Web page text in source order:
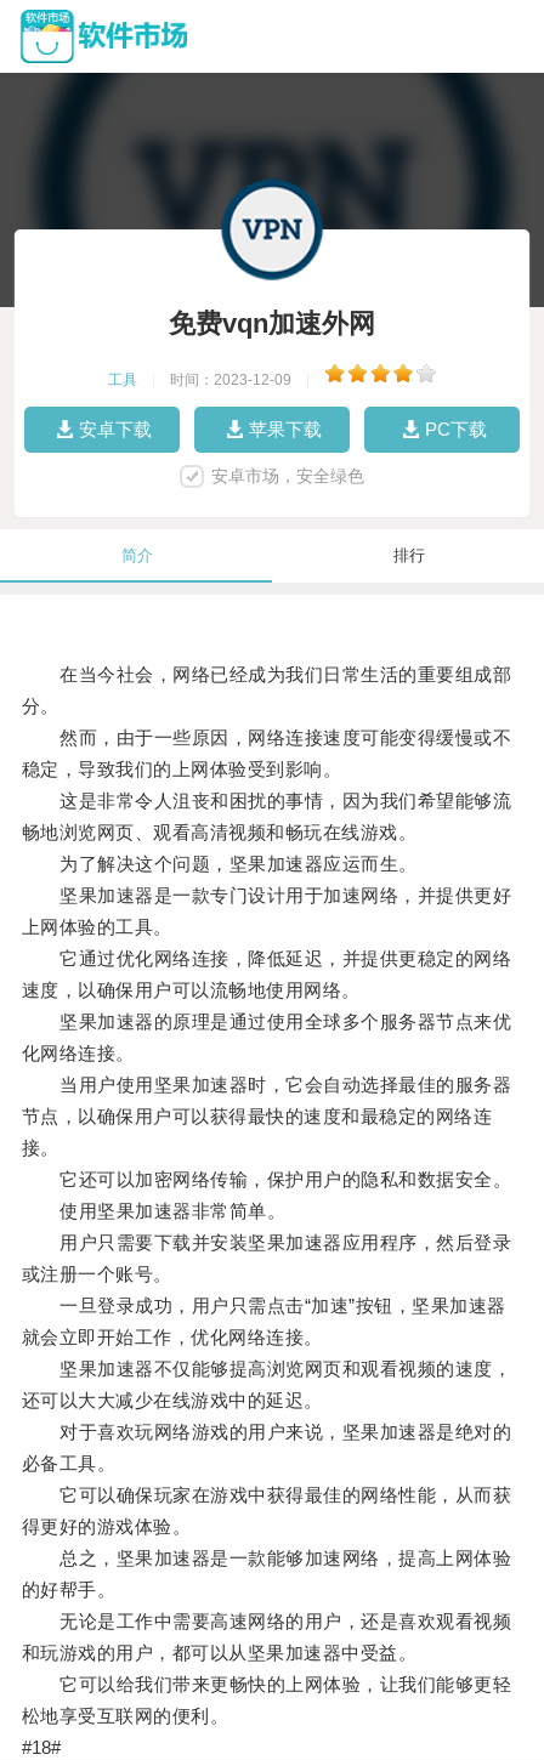
免费vqn加速外网
工具 时间：2023-12-09
安卓下载 苹果下载 PC下载
安卓市场，安全绿色
简介 排行
在当今社会，网络已经成为我们日常生活的重要组成部
分。
然而，由于一些原因，网络连接速度可能变得缓慢或不
稳定，导致我们的上网体验受到影响。
这是非常令人沮丧和困扰的事情，因为我们希望能够流
畅地浏览网页、观看高清视频和畅玩在线游戏。
为了解决这个问题，坚果加速器应运而生。
坚果加速器是一款专门设计用于加速网络，并提供更好
上网体验的工具。
它通过优化网络连接，降低延迟，并提供更稳定的网络
速度，以确保用户可以流畅地使用网络。
坚果加速器的原理是通过使用全球多个服务器节点来优
化网络连接。
当用户使用坚果加速器时，它会自动选择最佳的服务器
节点，以确保用户可以获得最快的速度和最稳定的网络连
接。
它还可以加密网络传输，保护用户的隐私和数据安全。
使用坚果加速器非常简单。
用户只需要下载并安装坚果加速器应用程序，然后登录
或注册一个账号。
一旦登录成功，用户只需点击“加速”按钮，坚果加速器
就会立即开始工作，优化网络连接。
坚果加速器不仅能够提高浏览网页和观看视频的速度，
还可以大大减少在线游戏中的延迟。
对于喜欢玩网络游戏的用户来说，坚果加速器是绝对的
必备工具。
它可以确保玩家在游戏中获得最佳的网络性能，从而获
得更好的游戏体验。
总之，坚果加速器是一款能够加速网络，提高上网体验
的好帮手。
无论是工作中需要高速网络的用户，还是喜欢观看视频
和玩游戏的用户，都可以从坚果加速器中受益。
它可以给我们带来更畅快的上网体验，让我们能够更轻
松地享受互联网的便利。
#18#